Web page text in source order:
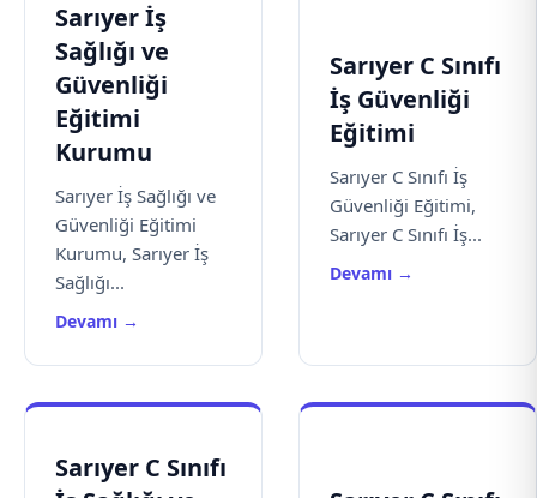
Sarıyer İş
Sağlığı ve
Güvenliği
Eğitimi
Kurumu
Sarıyer İş Sağlığı ve
Güvenliği Eğitimi
Kurumu, Sarıyer İş
Sağlığı...
Devamı →
Sarıyer C Sınıfı
İş Güvenliği
Eğitimi
Sarıyer C Sınıfı İş
Güvenliği Eğitimi,
Sarıyer C Sınıfı İş...
Devamı →
Sarıyer C Sınıfı